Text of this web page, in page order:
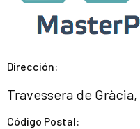
Dirección:
Travessera de Gràcia,
Código Postal: